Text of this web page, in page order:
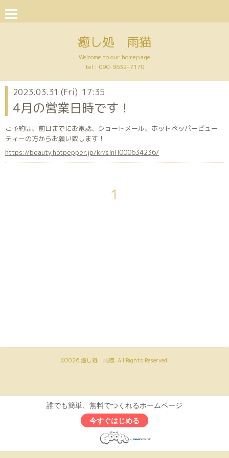
癒し処 雨猫
Welcome to our homepage
tel : 090-9632-7170
2023.03.31 (Fri) 17:35
4月の営業日時です！
ご予約は、前日までにお電話、ショートメール、ホットペッパービュー
ティーの方からお願い致します！
https://beauty.hotpepper.jp/kr/slnH000634236/
1
©2026癒し処 雨猫. All Rights Reserved.
誰でも簡単、無料でつくれるホームページ
今すぐはじめる